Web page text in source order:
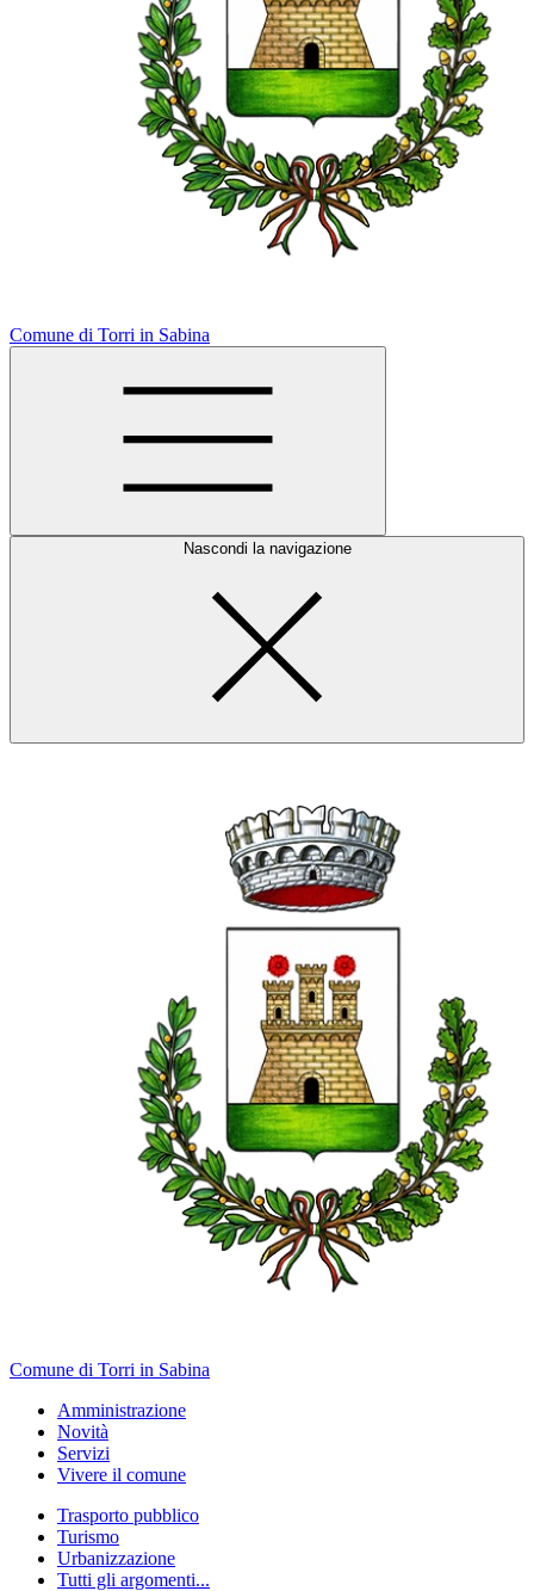
Comune di Torri in Sabina
Nascondi la navigazione
Comune di Torri in Sabina
Amministrazione
Novità
Servizi
Vivere il comune
Trasporto pubblico
Turismo
Urbanizzazione
Tutti gli argomenti...